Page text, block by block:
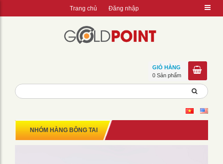
Trang chủ Đăng nhập
GIỎ HÀNG
0 Sản phẩm
NHÓM HÀNG BÔNG TAI